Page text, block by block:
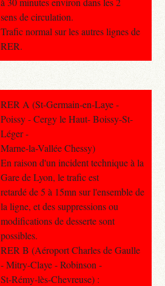
sens de circulation.
Trafic normal sur les autres lignes de
RER.
RER A (St-Germain-en-Laye -
Poissy - Cergy le Haut- Boissy-St-
Léger -
Marne-la-Vallée Chessy)
En raison d'un incident technique à la
Gare de Lyon, le trafic est
retardé de 5 à 15mn sur l'ensemble de
la ligne, et des suppressions ou
modifications de desserte sont
possibles.
RER B (Aéroport Charles de Gaulle
- Mitry-Claye - Robinson -
St-Rémy-lès-Chevreuse) :